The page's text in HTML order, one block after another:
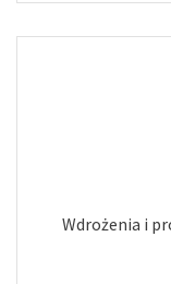
Wdrożenia i